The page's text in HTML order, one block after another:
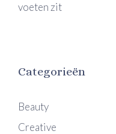
voeten zit
Categorieën
Beauty
Creative